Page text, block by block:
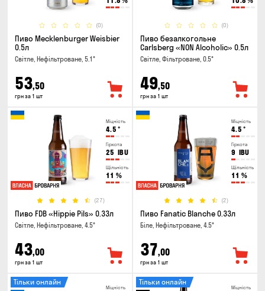
(0)
Пиво Mecklenburger Weisbier
0.5л
Світле, Нефільтроване, 5.1°
53,50
грн за 1 шт
(0)
Пиво безалкогольне
Carlsberg «NON Alcoholic» 0.5л
Світле, Фільтроване, 0.5°
49,50
грн за 1 шт
Міцність
4.5 °
Гіркота
25 IBU
Щільність
11 %
(27)
Пиво FDB «Hippie Pils» 0.33л
Світле, Нефільтроване, 4.5°
43,00
грн за 1 шт
Міцність
4.5 °
Гіркота
9 IBU
Щільність
11 %
(2)
Пиво Fanatic Blanche 0.33л
Біле, Нефільтроване, 4.5°
37,00
грн за 1 шт
Міцність
Тільки онлайн
Міцність
Тільки онлайн